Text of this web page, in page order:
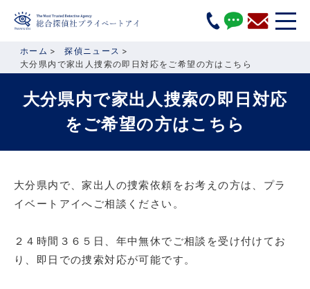
ホーム
探偵ニュース
大分県内で家出人捜索の即日対応をご希望の方はこちら
大分県内で家出人捜索の即日対応
をご希望の方はこちら
大分県内で、家出人の捜索依頼をお考えの方は、プラ
イベートアイへご相談ください。
２４時間３６５日、年中無休でご相談を受け付けてお
り、即日での捜索対応が可能です。